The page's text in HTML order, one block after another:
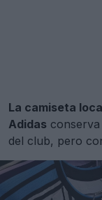
La camiseta
Adidas
del club, pero